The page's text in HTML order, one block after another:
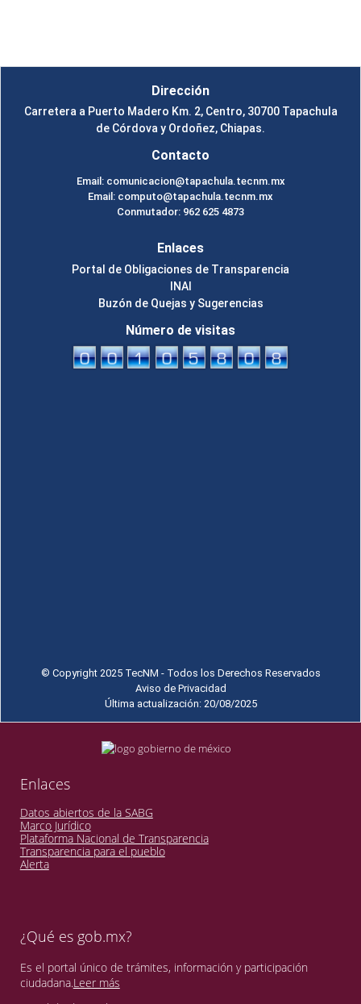
Dirección
Carretera a Puerto Madero Km. 2, Centro, 30700 Tapachula
de Córdova y Ordoñez, Chiapas.
Contacto
Email: comunicacion@tapachula.tecnm.mx
Email: computo@tapachula.tecnm.mx
Conmutador: 962 625 4873
Enlaces
Portal de Obligaciones de Transparencia
INAI
Buzón de Quejas y Sugerencias
Número de visitas
© Copyright 2025 TecNM - Todos los Derechos Reservados
Aviso de Privacidad
Última actualización: 20/08/2025
Enlaces
Datos abiertos de la SABG
Marco Jurídico
Plataforma Nacional de Transparencia
Transparencia para el pueblo
Alerta
¿Qué es gob.mx?
Es el portal único de trámites, información y participación
ciudadana.Leer más